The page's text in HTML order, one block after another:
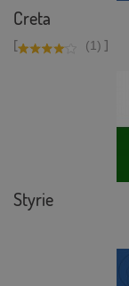
Creta
[ (1) ]
Styrie